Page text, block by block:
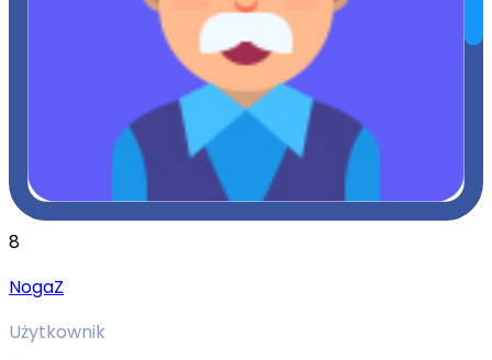
8
NogaZ
Użytkownik